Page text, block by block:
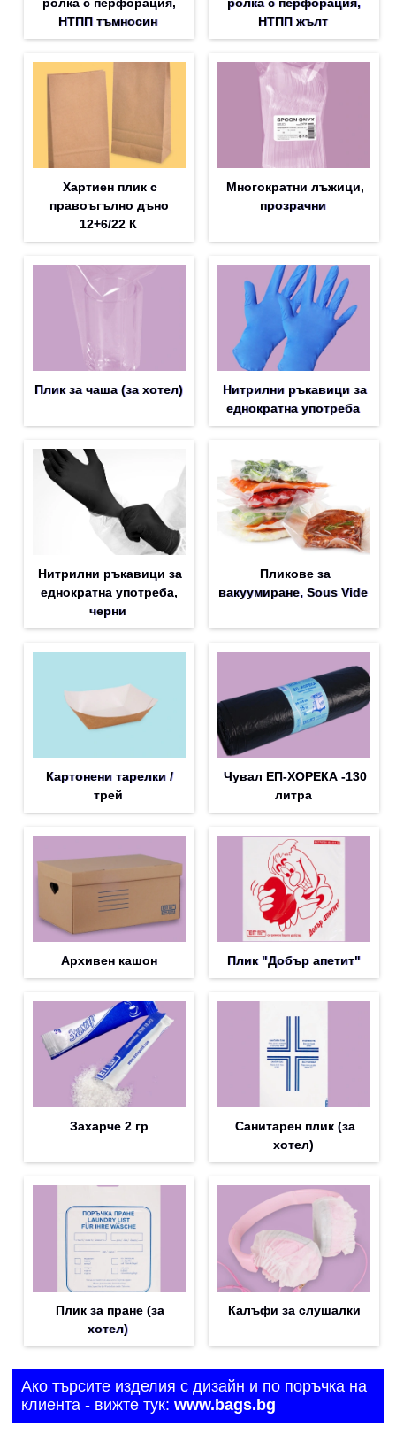
НТПП тъмносин
НТПП жълт
Хартиен плик с
правоъгълно дъно
12+6/22 К
Многократни лъжици,
прозрачни
Плик за чашa (за хотел)
Нитрилни ръкавици за
еднократна употреба
Нитрилни ръкавици за
еднократна употреба,
черни
Пликове за
вакуумиране, Sous Vide
Картонени тарелки /
трей
Чувал ЕП-ХОРЕКА -130
литра
Архивен кашон Плик "Добър апетит"
Захарче 2 гр
Санитарен плик (за
хотел)
Плик за пране (за
хотел)
Калъфи за слушалки
Ако търсите изделия с дизайн и по поръчка на
клиента - вижте тук: www.bags.bg